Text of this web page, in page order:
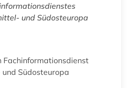
und Südosteuropa
Fachinformationsdienst
Südosteuropa